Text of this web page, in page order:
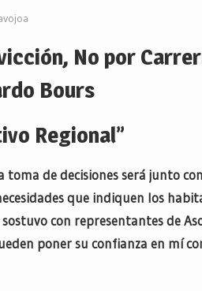
No por
Bours
Regional”
toma de decisiones será junto
que indiquen los
con representantes de
poner su confianza en mí